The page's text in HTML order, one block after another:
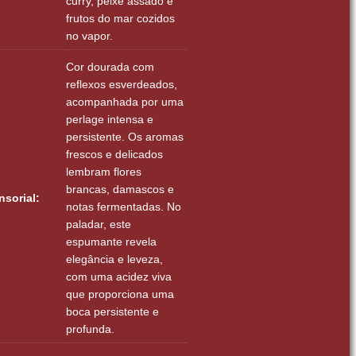
frutos do mar cozidos
no vapor.
Cor dourada com
reflexos esverdeados,
acompanhada por uma
perlage intensa e
persistente. Os aromas
frescos e delicados
lembram flores
brancas, damascos e
notas fermentadas. No
paladar, este
espumante revela
elegância e leveza,
com uma acidez viva
que proporciona uma
boca persistente e
profunda.